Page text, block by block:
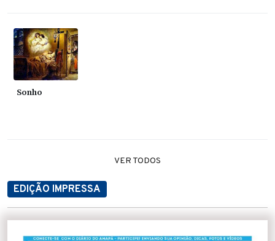
Sonho
VER TODOS
EDIÇÃO IMPRESSA